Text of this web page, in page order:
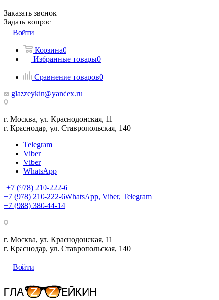
Заказать звонок
Задать вопрос
Войти
Корзина0
Избранные товары0
Сравнение товаров0
glazzeykin@yandex.ru
г. Москва, ул. Краснодонская, 11
г. Краснодар, ул. Ставропольская, 140
Telegram
Viber
Viber
WhatsApp
+7 (978) 210-222-6
+7 (978) 210-222-6WhatsApp, Viber, Telegram
+7 (988) 380-44-14
г. Москва, ул. Краснодонская, 11
г. Краснодар, ул. Ставропольская, 140
Войти